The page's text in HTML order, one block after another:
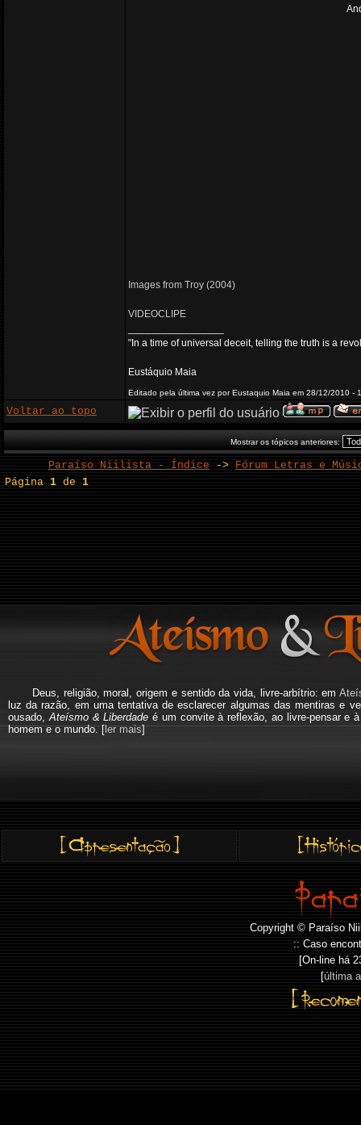
Images from Troy (2004)
VIDEOCLIPE
"In a time of universal deceit, telling the truth is a
Eustáquio Maia
Editado pela última vez por Eustaquio Maia em 28/12/2010 -
Voltar ao topo
Mostrar os tópicos anteriores:
Paraíso Niilista - Índice -> Fórum Letras e
Página1 de1
Deus, religião, moral, origem e sentido da vida, livre-arbítrio: em
luz da razão, em uma tentativa de esclarecer algumas das mentiras e
ousado, Ateísmo & Liberdade é um convite à reflexão, ao livre-pensar e
homem e o mundo. [ler mais]
Copyright © Paraíso
:: Caso
[On-line há
[última